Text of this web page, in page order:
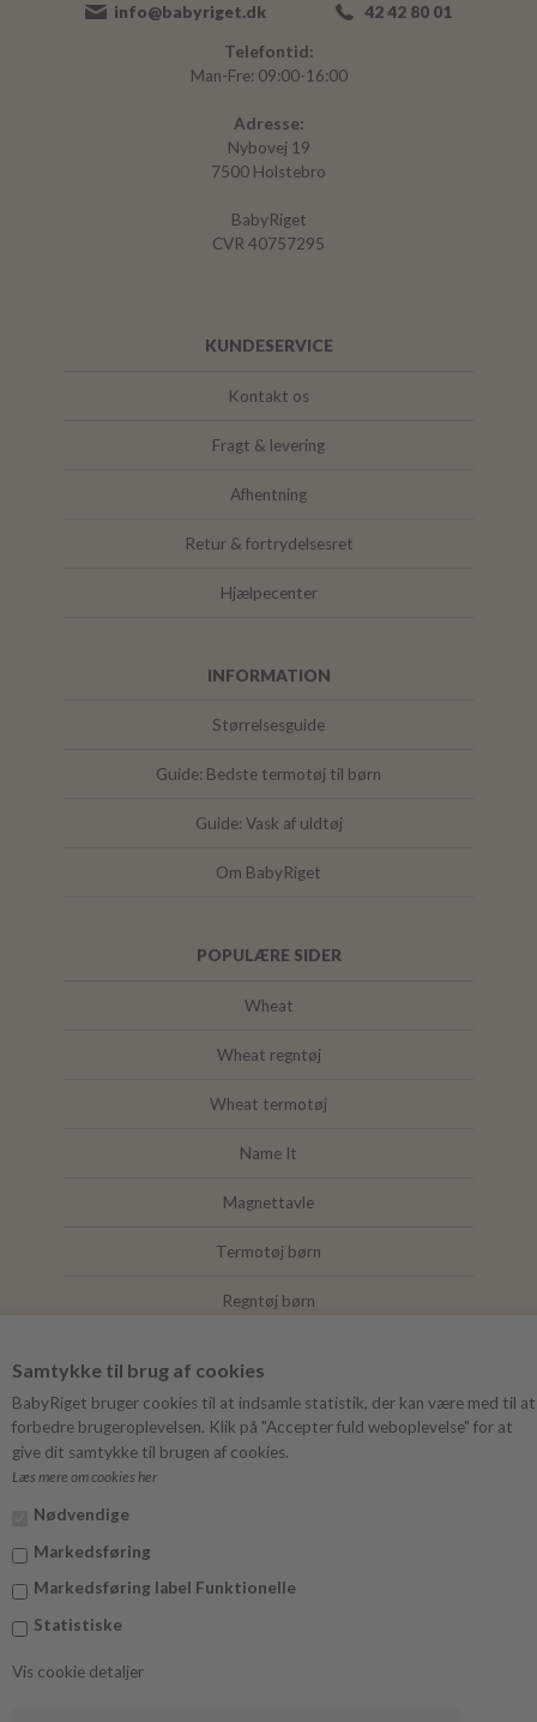
Samtykke til brug af cookies
BabyRiget bruger cookies til at indsamle statistik, der kan være med til at
forbedre brugeroplevelsen. Klik på "Accepter fuld weboplevelse" for at
give dit samtykke til brugen af cookies.
Læs mere om cookies her
Nødvendige
Markedsføring
Markedsføring label Funktionelle
Statistiske
Vis cookie detaljer
info@babyriget.dk 42 42 80 01
Telefontid:
Man-Fre: 09:00-16:00
Adresse:
Nybovej 19
7500 Holstebro
BabyRiget
CVR 40757295
KUNDESERVICE
Kontakt os
Fragt & levering
Afhentning
Retur & fortrydelsesret
Hjælpecenter
INFORMATION
Størrelsesguide
Guide: Bedste termotøj til børn
Guide: Vask af uldtøj
Om BabyRiget
POPULÆRE SIDER
Wheat
Wheat regntøj
Wheat termotøj
Name It
Magnettavle
Termotøj børn
Regntøj børn
Mushie
Facebook